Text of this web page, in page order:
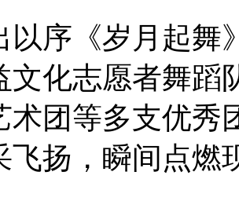
《岁月起舞
文化志愿者舞蹈
术团等多支优秀
飞扬，瞬间点燃